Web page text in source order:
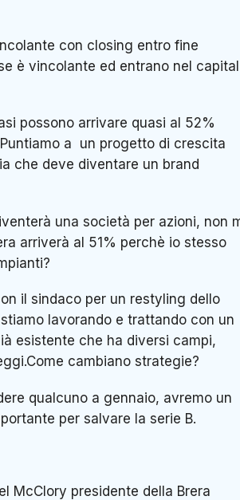
con closing entro fine
è vincolante ed entrano nel
possono arrivare quasi al 52%
a un progetto di crescita
che deve diventare un brand
una società per azioni, non
arriverà al 51% perchè io stesso
il sindaco per un restyling dello
lavorando e trattando con un
esistente che ha diversi campi,
cambiano strategie?
qualcuno a gennaio, avremo un
per salvare la serie B.
McClory presidente della Brera